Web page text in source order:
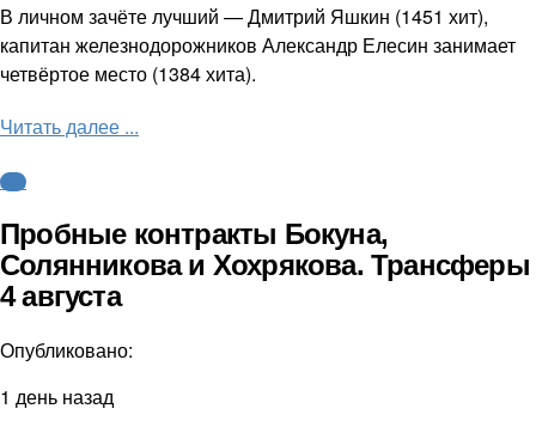
В личном зачёте лучший — Дмитрий Яшкин (1451 хит),
капитан железнодорожников Александр Елесин занимает
четвёртое место (1384 хита).
Читать далее ...
КХЛ
Пробные контракты Бокуна,
Солянникова и Хохрякова. Трансферы
4 августа
Опубликовано:
1 день назад